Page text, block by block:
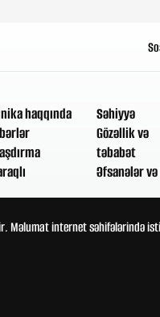
haqqında
Səhiyyə
Gözəllik və
təbabət
Əfsanələr
internet səhifələrində